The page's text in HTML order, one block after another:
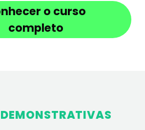
o curso
completo